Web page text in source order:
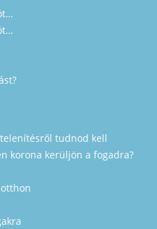
tudnod kell
korona kerüljön a fogadra?